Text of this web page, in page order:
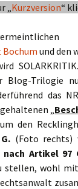
„Kurzversion“
und den
Blog-Trilogie
das
„
den
(Foto rechts)
Artikel 97
stellen, wohl